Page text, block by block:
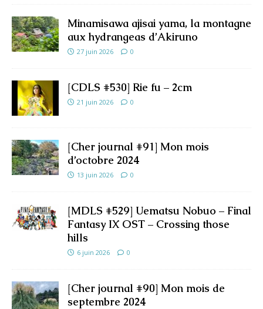
Minamisawa ajisai yama, la montagne
aux hydrangeas d’Akiruno
27 juin 2026 0
[CDLS #530] Rie fu – 2cm
21 juin 2026 0
[Cher journal #91] Mon mois
d’octobre 2024
13 juin 2026 0
[MDLS #529] Uematsu Nobuo – Final
Fantasy IX OST – Crossing those
hills
6 juin 2026 0
[Cher journal #90] Mon mois de
septembre 2024